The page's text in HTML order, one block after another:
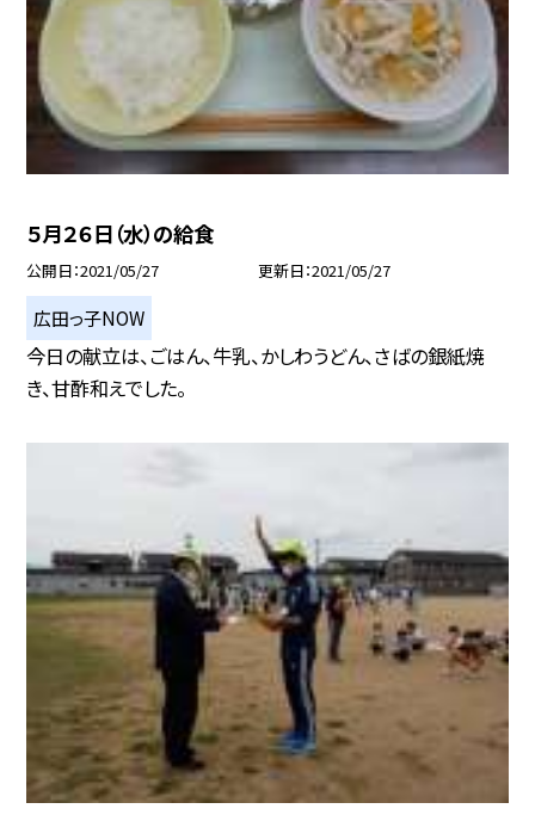
５月２６日（水）の給食
公開日 2021/05/27 更新日 2021/05/27
広田っ子NOW
今日の献立は、ごはん、牛乳、かしわうどん、さばの銀紙焼
き、甘酢和えでした。